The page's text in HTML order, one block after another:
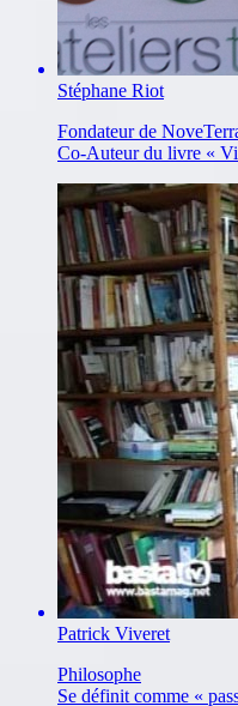
Stéphane Riot
Fondateur de
Co-Auteur du livre «
Patrick Viveret
Philosophe
Se définit comme «